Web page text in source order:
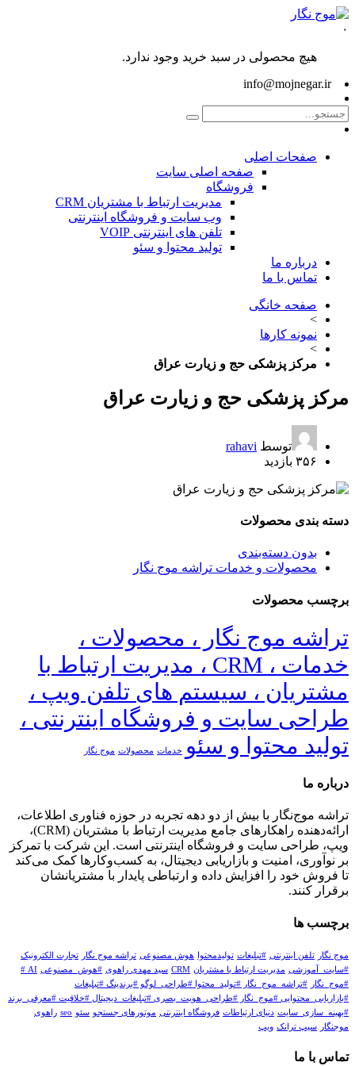
۰
هیچ محصولی در سبد خرید وجود ندارد.
info@mojnegar.ir
صفحات اصلی
صفحه اصلی سایت
فروشگاه
مدیریت ارتباط با مشتریان CRM
وب سایت و فروشگاه اینترنتی
تلفن های اینترنتی VOIP
تولید محتوا و سئو
درباره ما
تماس با ما
صفحه خانگی
>
نمونه کارها
>
مرکز پزشکی حج و زیارت عراق
مرکز پزشکی حج و زیارت عراق
توسط rahavi
۳۵۶ بازدید
دسته بندی محصولات
بدون دسته‌بندی
محصولات و خدمات تراشه موج نگار
برچسب محصولات
تراشه موج نگار ، محصولات ،
خدمات ، CRM ، مدیریت ارتباط با
مشتریان ، سیستم های تلفن ویپ ،
طراحی سایت و فروشگاه اینترنتی ،
تولید محتوا و سئو
خدمات محصولات موج نگار
درباره ما
تراشه موج‌نگار با بیش از دو دهه تجربه در حوزه فناوری اطلاعات،
ارائه‌دهنده راهکارهای جامع مدیریت ارتباط با مشتریان (CRM)،
ویپ، طراحی سایت و فروشگاه اینترنتی است. این شرکت با تمرکز
بر نوآوری، امنیت و بازاریابی دیجیتال، به کسب‌وکارها کمک می‌کند
تا فروش خود را افزایش داده و ارتباطی پایدار با مشتریانشان
برقرار کنند.
برچسب ها
موج نگار تلفن اینترنتی #تبلیغات تولیدمحتوا هوش مصنوعی تراشه موج نگار
تجارت الکترونیک
#سایت_آموزشی مدیریت ارتباط با مشتریان CRM سید مهدی راهوی #هوش_مصنوعی AI #
#موج_نگار
#تراشه_موج_نگار #تولید_محتوا #طراحی_لوگو #برندینگ #تبلیغات
#بازاریابی_محتوایی #موج_نگار #طراحی_هویت_بصری #تبلیغات_دیجیتال #خلاقیت #معرفی_برند
#بهینه_سازی_سایت دنیای ارتباطات فروشگاه اینترنتی موتورهای جستجو سئو seo راهوی
موجنگار
سیپ ترانک ویپ
تماس با ما